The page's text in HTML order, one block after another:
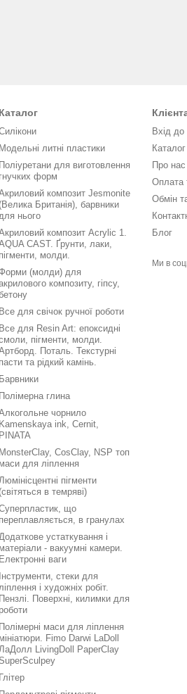
Каталог
Модельні литні пластики
Поліуретани для виготовлення
гнучких форм
композит Jesmonite
Британія), барвники
нього
композит Acrylic 1.
CAST. Ґрунти, лаки,
пігменти, молди.
(молди) для
композиту, гіпсу,
Все для свічок ручної роботи
Все для Resin Art: епоксидні
пігменти, молди.
Поталь. Текстурні
пасти та рідкий камінь.
Барвники
Полімерна глина
чорнило
Kamenskaya ink, Cernit,
PINATA
MonsterClay, CosClay, NSP топ
маси для ліплення
пігменти
в темряві)
що
переплавляється, в гранулах
устаткування і
матеріали - вакуумні камери.
Електронні ваги
Інструменти, стеки для
і художніх робіт.
Пензлі. Поверхні, килимки для
роботи
Полімерні маси для ліплення
мініатюри. Fimo Darwi LaDoll
LivingDoll PaperClay
Глітер
Вхід до
Каталог
Про нас
Оплата
Обмін
Блог
Ми в